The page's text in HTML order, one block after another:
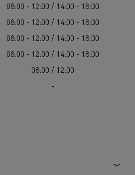
08:00 - 12:00 / 14:00 - 18:00
08:00 - 12:00 / 14:00 - 18:00
08:00 - 12:00 / 14:00 - 18:00
08:00 - 12:00 / 14:00 - 18:00
08:00 / 12:00
-